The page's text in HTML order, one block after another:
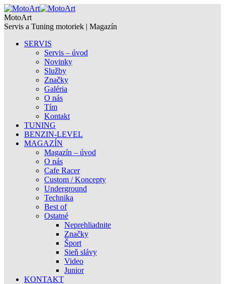
MotoArt
Servis a Tuning motoriek | Magazín
SERVIS
Servis – úvod
Novinky
Služby
Značky
Galéria
O nás
Tím
Kontakt
TUNING
BENZIN-LEVEL
MAGAZÍN
Magazín – úvod
O nás
Cafe Racer
Custom / Koncepty
Underground
Technika
Best of
Ostatné
Neprehliadnite
Značky
Šport
Sieň slávy
Video
Junior
KONTAKT